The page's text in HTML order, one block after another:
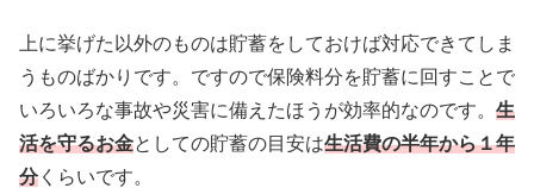
上に挙げた以外のものは貯蓄をしておけば対応できてしま
うものばかりです。ですので保険料分を貯蓄に回すことで
いろいろな事故や災害に備えたほうが効率的なのです。 生
活を守るお金としての貯蓄の目安は生活費の半年から１年
分くらいです。